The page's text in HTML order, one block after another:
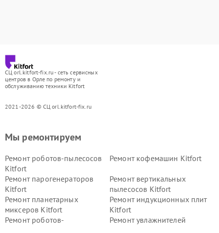
СЦ orl.kitfort-fix.ru - сеть сервисных
центров в Орле по ремонту и
обслуживанию техники Kitfort
2021-2026 © СЦ orl.kitfort-fix.ru
Мы ремонтируем
Ремонт роботов-пылесосов
Kitfort
Ремонт кофемашин Kitfort
Ремонт парогенераторов
Kitfort
Ремонт вертикальных
пылесосов Kitfort
Ремонт планетарных
миксеров Kitfort
Ремонт индукционных плит
Kitfort
Ремонт роботов-
Ремонт увлажнителей